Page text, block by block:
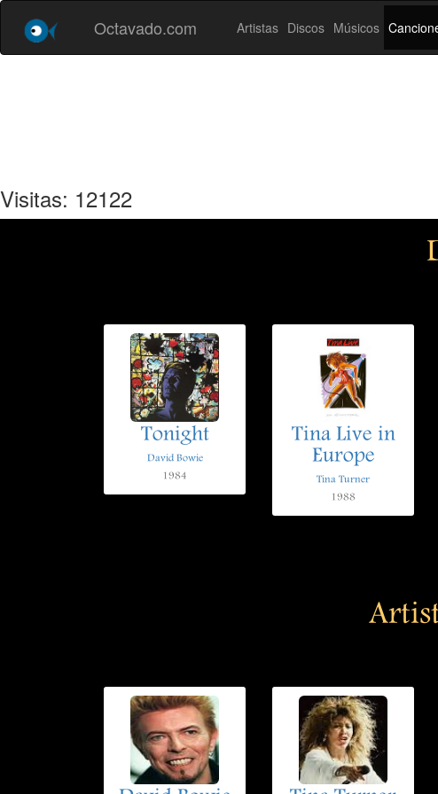
Octavado.com Artistas Discos Músicos
Visitas: 12122
Tonight
David Bowie
1984
Tina Live in
Europe
Tina Turner
1988